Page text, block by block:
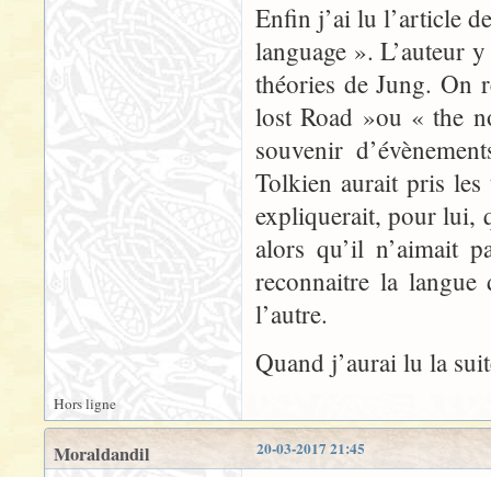
Enfin j’ai lu l’article
language ». L’auteur
théories de Jung. On
lost Road »ou « the
souvenir
Tolkien aurait pris les
expliquerait, pour lui,
alors qu’il n’aimait
reconnaitre la langue
l’autre.
Quand j’aurai lu la
Hors ligne
20-03-2017 21:45
Moraldandil